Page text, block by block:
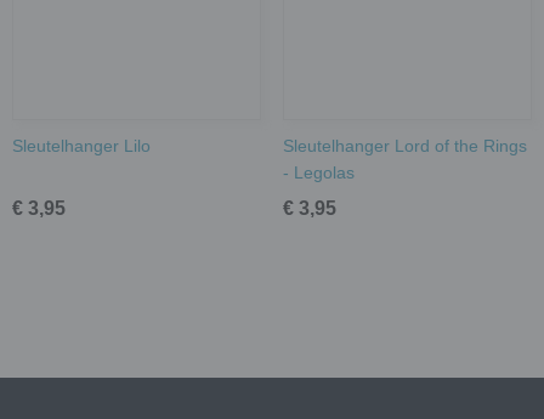
Sleutelhanger Lilo
€ 3,95
Sleutelhanger Lord of the Rings
- Legolas
€ 3,95